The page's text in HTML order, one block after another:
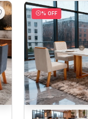
% OFF